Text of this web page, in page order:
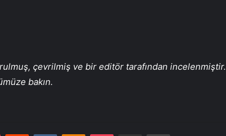
çevrilmiş ve bir editör tarafından incelenmiştir.
bakın.
PinterestReddit VKontakteOdnoklassniki
Pocket E-Posta ile paylaş Yazdır